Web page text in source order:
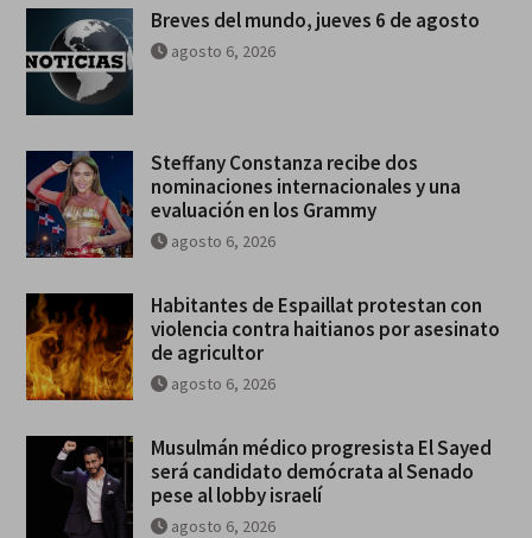
Breves del mundo, jueves 6 de agosto
agosto 6, 2026
Steffany Constanza recibe dos
nominaciones internacionales y una
evaluación en los Grammy
agosto 6, 2026
Habitantes de Espaillat protestan con
violencia contra haitianos por asesinato
de agricultor
agosto 6, 2026
Musulmán médico progresista El Sayed
será candidato demócrata al Senado
pese al lobby israelí
agosto 6, 2026